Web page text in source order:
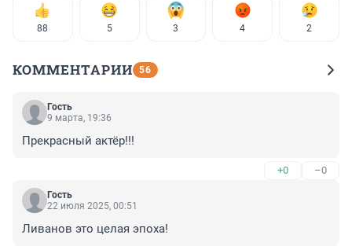
88 5 3 4 2
КОММЕНТАРИИ 56
Гость
9 марта, 19:36
Прекрасный актёр!!!
+0 –0
Гость
22 июля 2025, 00:51
Ливанов это целая эпоха!